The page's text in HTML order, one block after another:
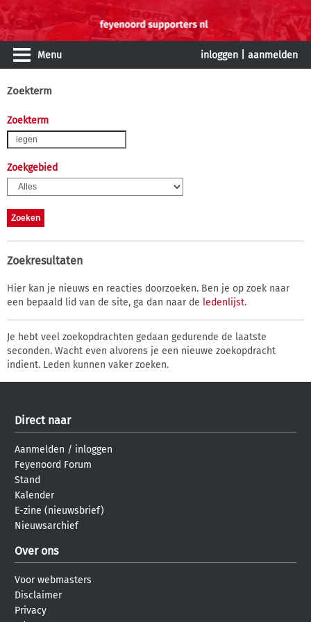
Menu inloggen aanmelden
Zoekterm
Zoekterm
Zoekgebied
Zoekresultaten
Hier kan je nieuws en reacties doorzoeken. Ben je op zoek naar
een bepaald lid van de site, ga dan naar de ledenlijst.
Je hebt veel zoekopdrachten gedaan gedurende de laatste
seconden. Wacht even alvorens je een nieuwe zoekopdracht
indient. Leden kunnen vaker zoeken.
Direct naar
Aanmelden / inloggen
Feyenoord Forum
Stand
Kalender
E-zine (nieuwsbrief)
Nieuwsarchief
Over ons
Voor webmasters
Disclaimer
Privacy